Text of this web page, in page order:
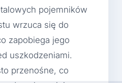
pojemników
wrzuca się do
zapobiega jego
uszkodzeniami.
przenośne, co